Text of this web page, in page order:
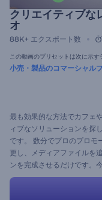
クリエイティブな
オ
88K+ エクスポート数
この動画のプリセットは次に示す
小売・製品のコマーシャル
最も効果的な方法でカフェ
ィブなソリューションを探
です。 数分でプロのプロモ
更し、メディアファイルを
ンを完成させるだけです。
う！